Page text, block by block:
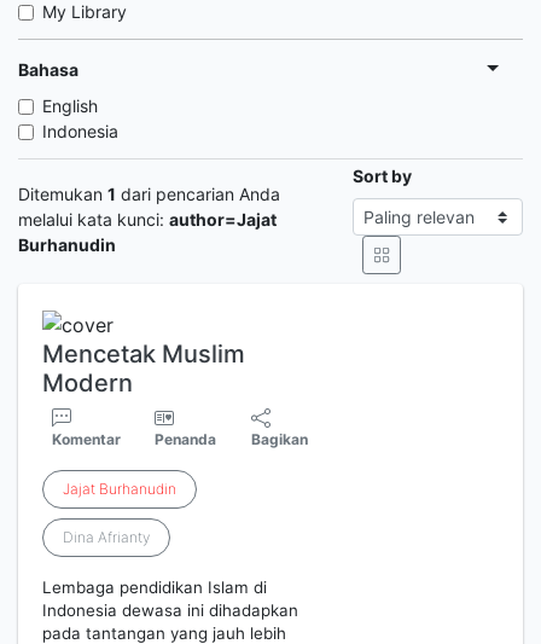
My Library
Bahasa
English
Indonesia
Ditemukan 1 dari pencarian Anda
melalui kata kunci: author=Jajat
Burhanudin
Sort by
Mencetak Muslim
Modern
Komentar Penanda Bagikan
Jajat Burhanudin
Dina Afrianty
Lembaga pendidikan Islam di
Indonesia dewasa ini dihadapkan
pada tantangan yang jauh lebih